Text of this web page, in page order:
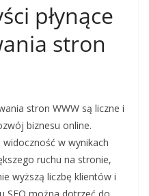
płynące
stron
stron WWW są liczne i
biznesu online.
w wynikach
ruchu na stronie,
wyższą liczbę klientów i